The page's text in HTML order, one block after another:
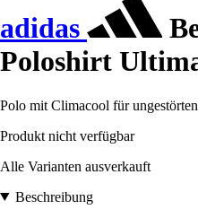
adidas
Poloshirt
Polo mit Climacool für
Produkt nicht verfügbar
Alle Varianten ausverkauft
Beschreibung